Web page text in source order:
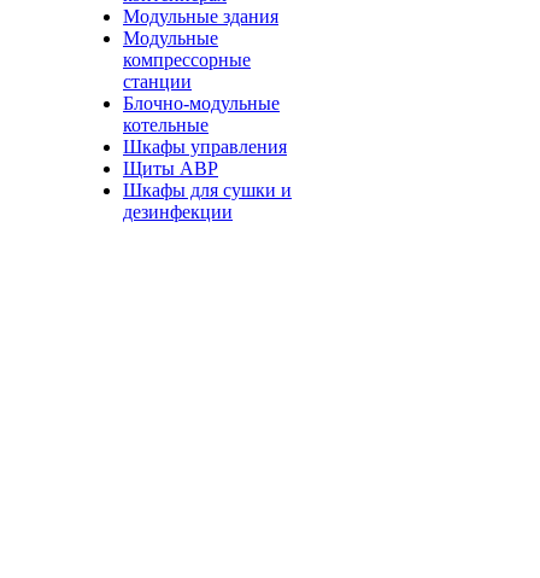
Модульные здания
Модульные
компрессорные
станции
Блочно-модульные
котельные
Шкафы управления
Щиты АВР
Шкафы для сушки и
дезинфекции